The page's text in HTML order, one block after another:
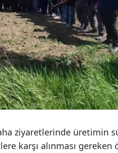
ziyaretlerinde üretimin
karşı alınması gereken